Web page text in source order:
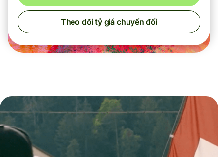
Theo dõi tỷ giá chuyển đổi